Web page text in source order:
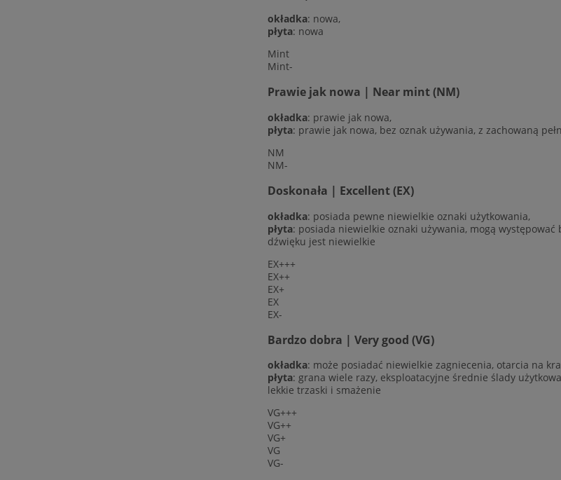
okładka: nowa,
płyta: nowa
Mint
Mint-
Prawie jak nowa | Near mint (NM)
okładka: prawie jak nowa,
płyta: prawie jak nowa, bez oznak używania, z zachowaną
NM
NM-
Doskonała | Excellent (EX)
okładka: posiada pewne niewielkie oznaki użytkowania,
płyta: posiada niewielkie oznaki używania, mogą
dźwięku jest niewielkie
EX+++
EX++
EX+
EX
EX-
Bardzo dobra | Very good (VG)
okładka: może posiadać niewielkie zagniecenia, otarcia na
płyta: grana wiele razy, eksploatacyjne średnie ślady
lekkie trzaski i smażenie
VG+++
VG++
VG+
VG
VG-